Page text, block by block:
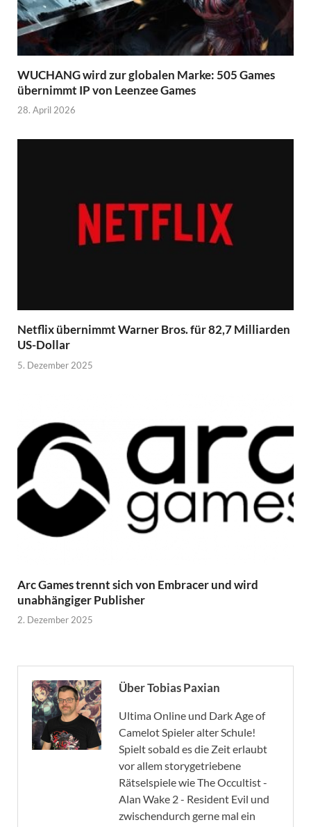
WUCHANG wird zur globalen Marke: 505 Games
übernimmt IP von Leenzee Games
28. April 2026
Netflix übernimmt Warner Bros. für 82,7 Milliarden
US-Dollar
5. Dezember 2025
Arc Games trennt sich von Embracer und wird
unabhängiger Publisher
2. Dezember 2025
Über Tobias Paxian
Ultima Online und Dark Age of
Camelot Spieler alter Schule!
Spielt sobald es die Zeit erlaubt
vor allem storygetriebene
Rätselspiele wie The Occultist -
Alan Wake 2 - Resident Evil und
zwischendurch gerne mal ein